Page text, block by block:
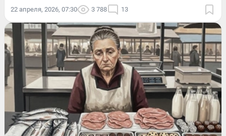
22 апреля, 2026, 07:30 3 788 13